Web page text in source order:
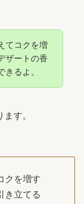
てコクを増
ザートの香
きるよ。
す。
クを増す
き立てる